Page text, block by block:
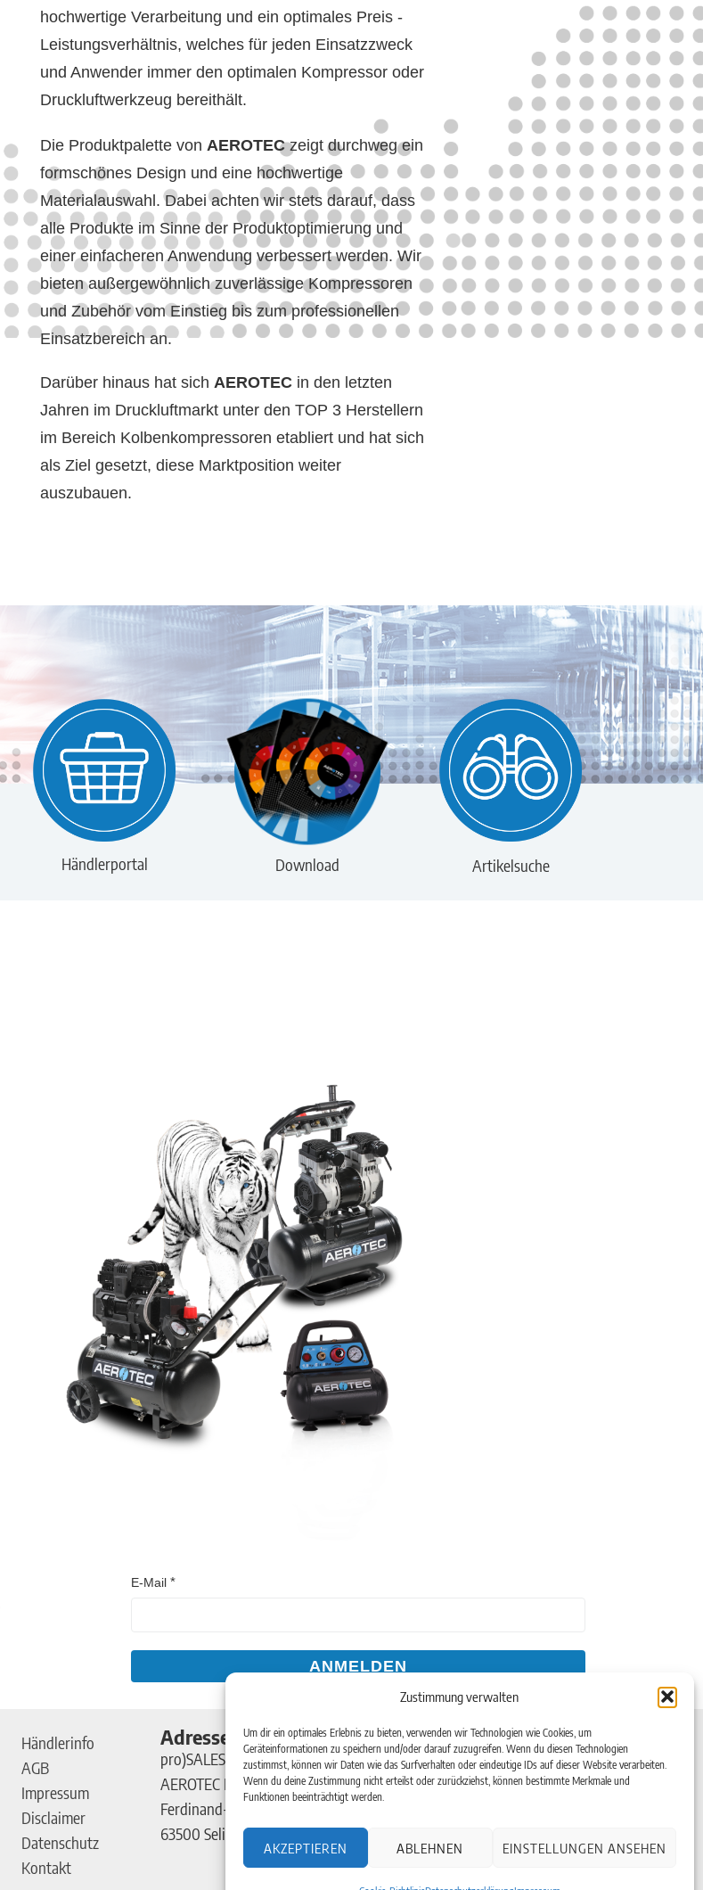
Zustimmung verwalten
Um dir ein optimales Erlebnis zu bieten, verwenden wir Technologien wie Cookies, um
Geräteinformationen zu speichern und/oder darauf zuzugreifen. Wenn du diesen Technologien
zustimmst, können wir Daten wie das Surfverhalten oder eindeutige IDs auf dieser Website verarbeiten.
Wenn du deine Zustimmung nicht erteilst oder zurückziehst, können bestimmte Merkmale und
Funktionen beeinträchtigt werden.
AKZEPTIEREN ABLEHNEN EINSTELLUNGEN ANSEHEN
hochwertige Verarbeitung und ein optimales Preis -
Leistungsverhältnis, welches für jeden Einsatzzweck
und Anwender immer den optimalen Kompressor oder
Druckluftwerkzeug bereithält.
Die Produktpalette von AEROTECzeigt durchweg ein
formschönes Design und eine hochwertige
Materialauswahl. Dabei achten wir stets darauf, dass
alle Produkte im Sinne der Produktoptimierung und
einer einfacheren Anwendung verbessert werden. Wir
bieten außergewöhnlich zuverlässige Kompressoren
und Zubehör vom Einstieg bis zum professionellen
Einsatzbereich an.
Darüber hinaus hat sich AEROTEC in den letzten
Jahren im Druckluftmarkt unter den TOP 3 Herstellern
im Bereich Kolbenkompressoren etabliert und hat sich
als Ziel gesetzt, diese Marktposition weiter
auszubauen.
Händlerportal Download Artikelsuche
E-Mail
ANMELDEN
Händlerinfo
AGB
Impressum
Disclaimer
Datenschutz
Kontakt
Adresse
pro)SALES GmbH
AEROTEC Kompressoren
Ferdinand-Porsche-Straße 16
63500 Seligenstadt
Kontakt
Telefon: +49(0)6182-99 38 7-0
Telefax: +49(0)6182-99 38 7-20